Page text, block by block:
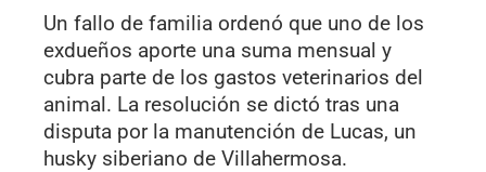
Un fallo de familia ordenó que uno de los
exdueños aporte una suma mensual y
cubra parte de los gastos veterinarios del
animal. La resolución se dictó tras una
disputa por la manutención de Lucas, un
husky siberiano de Villahermosa.